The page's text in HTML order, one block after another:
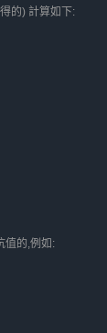
的) 計算如下:
值的,例如: